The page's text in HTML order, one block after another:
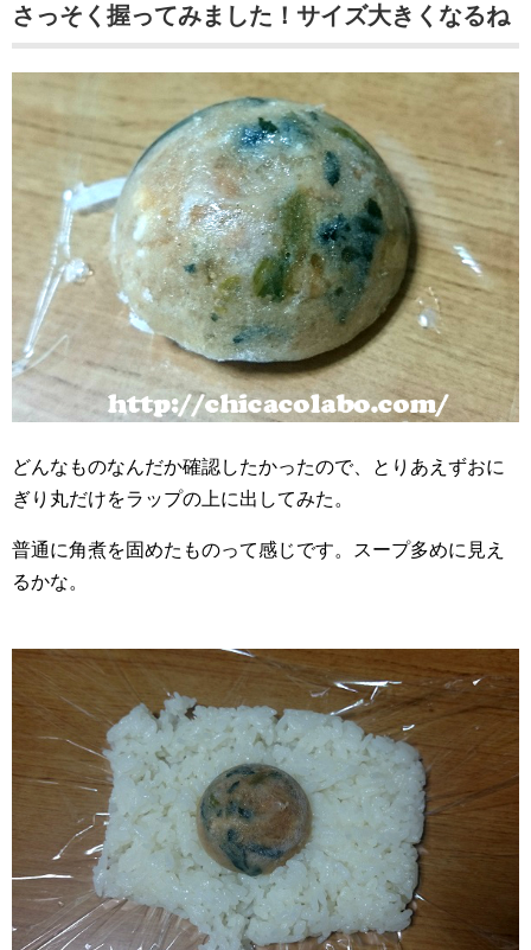
さっそく握ってみました！サイズ大きくなるね
どんなものなんだか確認したかったので、とりあえずおに
ぎり丸だけをラップの上に出してみた。
普通に角煮を固めたものって感じです。スープ多めに見え
るかな。